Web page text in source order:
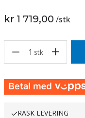
kr 1 719,00 /stk
1 stk
RASK LEVERING